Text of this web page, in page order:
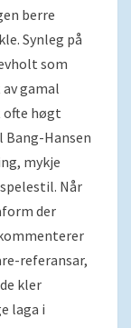
berre
Synleg på
som
gamal
ofte høgt
Bang-Hansen
mykje
Når
der
referansar,
kler
laga i